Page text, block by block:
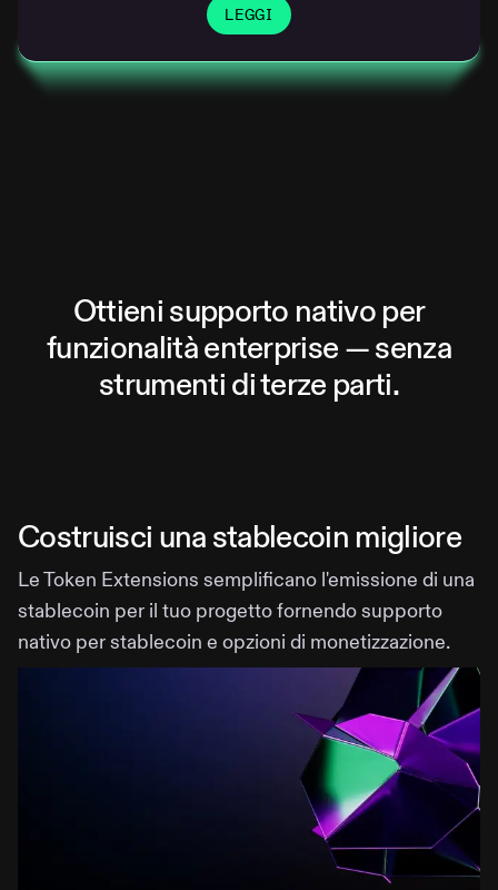
LEGGI
Ottieni supporto nativo per
funzionalità enterprise — senza
strumenti di terze parti.
Costruisci una stablecoin migliore
Le Token Extensions semplificano l'emissione di una
stablecoin per il tuo progetto fornendo supporto
nativo per stablecoin e opzioni di monetizzazione.